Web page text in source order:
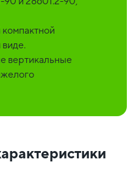
виде.
вертикальные